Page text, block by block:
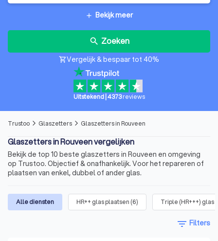
add Bekijk meer
search Zoeken
shopping_cartVergelijk & bespaar tot 40%
Uitstekend| 4373 reviews
Trustoo arrow_forward_ios Glaszetters arrow_forward_ios Glaszetters in Rouveen
Glaszetters in Rouveen vergelijken
Bekijk de top 10 beste glaszetters in Rouveen en omgeving
op Trustoo. Objectief & onafhankelijk. Voor het repareren of
plaatsen van enkel, dubbel of ander glas.
Alle diensten HR++ glas plaatsen (6) Triple (HR+++) glas
filter_list Filters